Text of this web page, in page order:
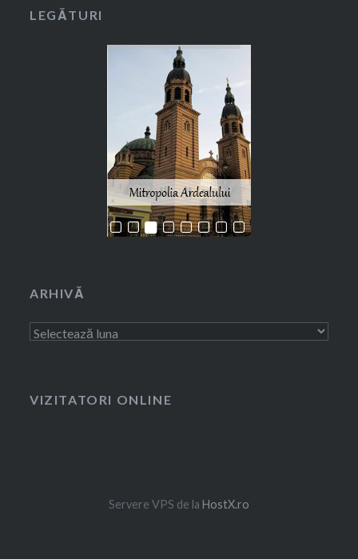
LEGĂTURI
ARHIVĂ
Arhivă
VIZITATORI ONLINE
Servere VPS de la HostX.ro